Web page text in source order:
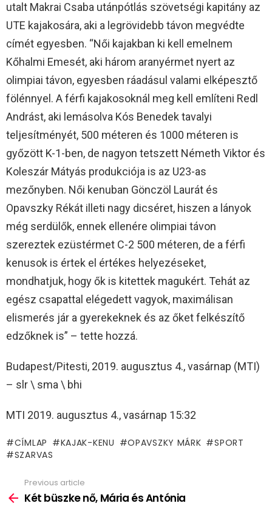
utalt Makrai Csaba utánpótlás szövetségi kapitány az
UTE kajakosára, aki a legrövidebb távon megvédte
címét egyesben. “Női kajakban ki kell emelnem
Kőhalmi Emesét, aki három aranyérmet nyert az
olimpiai távon, egyesben ráadásul valami elképesztő
fölénnyel. A férfi kajakosoknál meg kell említeni Redl
Andrást, aki lemásolva Kós Benedek tavalyi
teljesítményét, 500 méteren és 1000 méteren is
győzött K-1-ben, de nagyon tetszett Németh Viktor és
Koleszár Mátyás produkciója is az U23-as
mezőnyben. Női kenuban Gönczöl Laurát és
Opavszky Rékát illeti nagy dicséret, hiszen a lányok
még serdülők, ennek ellenére olimpiai távon
szereztek ezüstérmet C-2 500 méteren, de a férfi
kenusok is értek el értékes helyezéseket,
mondhatjuk, hogy ők is kitettek magukért. Tehát az
egész csapattal elégedett vagyok, maximálisan
elismerés jár a gyerekeknek és az őket felkészítő
edzőknek is” – tette hozzá.
Budapest/Pitesti, 2019. augusztus 4., vasárnap (MTI)
– slr \ sma \ bhi
MTI 2019. augusztus 4., vasárnap 15:32
CÍMLAP KAJAK-KENU OPAVSZKY MÁRK
SPORT
SZARVAS
more
Previous article
Két büszke nő, Mária és Antónia